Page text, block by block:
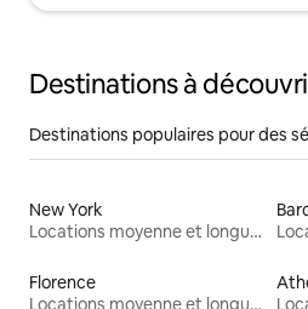
Destinations à
Destinations populaires pour des
New York
Locations moyenne et longue durée
Florence
Locations moyenne et longue durée